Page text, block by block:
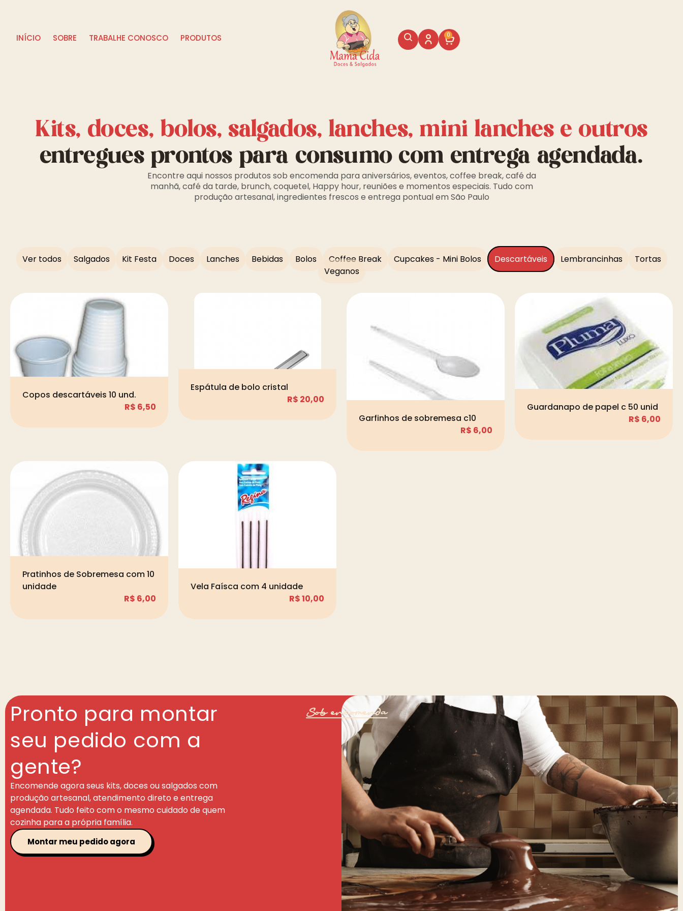
INÍCIO SOBRE TRABALHE CONOSCO PRODUTOS 0
Kits, doces, bolos, salgados, lanches, mini lanches e outros
entregues prontos para consumo com entrega agendada.
Encontre aqui nossos produtos sob encomenda para aniversários, eventos, coffee break, café da
manhã, café da tarde, brunch, coquetel, Happy hour, reuniões e momentos especiais. Tudo com
produção artesanal, ingredientes frescos e entrega pontual em São Paulo
Ver todos Salgados Kit Festa Doces Lanches Bebidas Bolos Coffee Break Cupcakes - Mini Bolos Descartáveis Lembrancinhas
Tortas
Veganos
Copos descartáveis 10 und.
R$ 6,50
Espátula de bolo cristal
R$ 20,00
Garfinhos de sobremesa c10
R$ 6,00
Guardanapo de papel c 50 unid
R$ 6,00
Pratinhos de Sobremesa com 10
unidade
R$ 6,00
Vela Faísca com 4 unidade
R$10,00
Pronto para montar
seu pedido com a
gente?
Encomende agora seus kits, doces ou salgados com
produção artesanal, atendimento direto e entrega
agendada. Tudo feito com o mesmo cuidado de quem
cozinha para a própria família.
Montar meu pedido agora
Sob encomenda